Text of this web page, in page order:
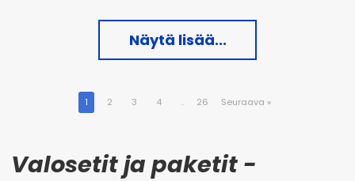
Näytä lisää...
1 2 3 4 .. 26 Seuraava »
Valosetit ja paketit -